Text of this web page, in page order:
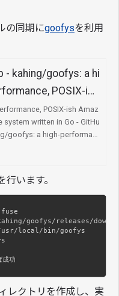
の同期にgoofysを利用
- kahing/goofys: a hi
POSIX-ish
S3 file system writ
POSIX-ish Amaz
system written in Go - GitHu
goofys: a high-performan
います。
goofys/releases/
/usr/local/bin/goofys
功
レクトリを作成し、実